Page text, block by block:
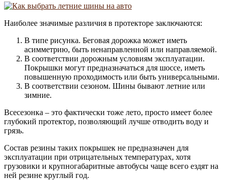
Наиболее значимые различия в протекторе заключаются:
В типе рисунка. Беговая дорожка может иметь
асимметрию, быть ненаправленной или направляемой.
В соответствии дорожным условиям эксплуатации.
Покрышки могут предназначаться для шоссе, иметь
повышенную проходимость или быть универсальными.
В соответствии сезоном. Шины бывают летние или
зимние.
Всесезонка – это фактически тоже лето, просто имеет более
глубокий протектор, позволяющий лучше отводить воду и
грязь.
Состав резины таких покрышек не предназначен для
эксплуатации при отрицательных температурах, хотя
грузовики и крупногабаритные автобусы чаще всего ездят на
ней резине круглый год.